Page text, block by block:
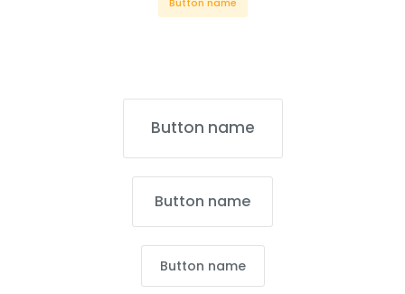
Button name
Button name
Button name